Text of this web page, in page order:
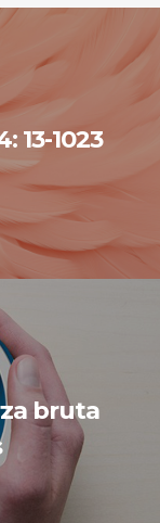
13-1023
bruta